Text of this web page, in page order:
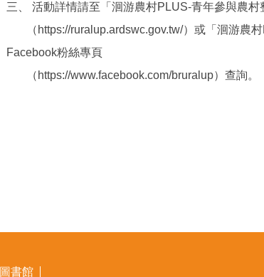
三、 活動詳情請至「洄游農村PLUS-青年參與農村
（https://ruralup.ardswc.gov.tw/）或「洄游農村
Facebook粉絲專頁
（https://www.facebook.com/bruralup）查詢。
圖書館